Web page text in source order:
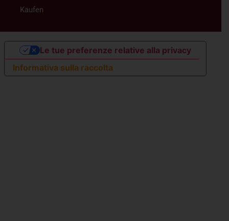
Kaufen
Informativa sulla raccolta
Le tue preferenze relative alla privacy